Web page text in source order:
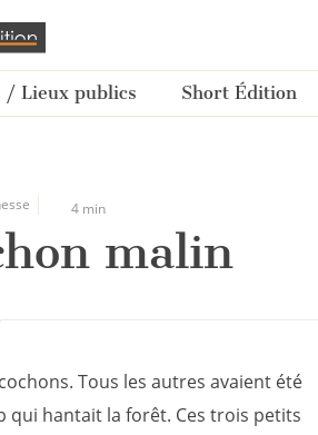
/ Lieux publics Short Édition
4 min
malin
Tous les autres avaient été
qui hantait la forêt. Ces trois petits